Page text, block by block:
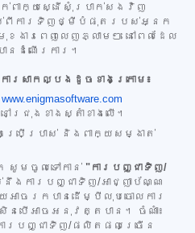
ពាក្យស្នើសុំប្រាក់សងវិញ
ាប់ពីការទិញថ្មីបំផុតរបស់អ្នក
រពេញលេញភ្លាមៗ នៅពេលដែល
ដំណើរការ។
ារសាកល្បងដូចខាងក្រោម៖
នៅជ្រុងខាងស្តាំខាងលើ។
ប្រើប្រាស់ និងពាក្យសម្ងាត់
មចូលទៅកាន់ "ការបញ្ជាទិញ/
ប់នឹងការបញ្ជាទិញ/អាជ្ញាប័ណ្ណ
ចរកបានដើម្បីលុបចោលការ
បើអាចអនុវត្តបាន។ ចំណាំ៖
របញ្ជាទិញ/ផលិតផលច្រើន